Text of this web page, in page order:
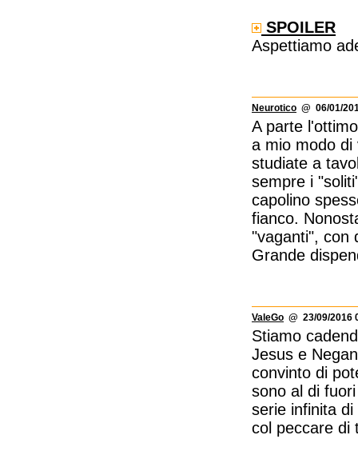
SPOILER
Aspettiamo
Neurotico @ 06/01/
A parte
a mio modo di
studiate a
sempre i
capolino
fianco.
"vaganti", con
Grande
ValeGo @ 23/09/2016
Stiamo
Jesus e
convinto di
sono al di
serie infinita
col peccare di